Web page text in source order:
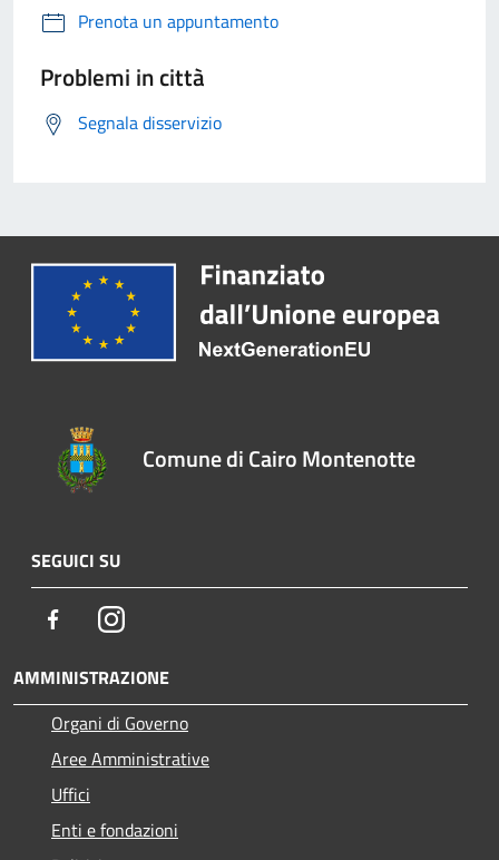
Prenota un appuntamento
Problemi in città
Segnala disservizio
Comune di Cairo Montenotte
SEGUICI SU
FacebookInstagram
AMMINISTRAZIONE
Organi di Governo
Aree Amministrative
Uffici
Enti e fondazioni